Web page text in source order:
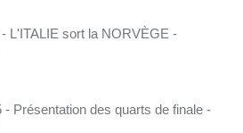
L'ITALIE sort la NORVÈGE -
- Présentation des quarts de finale -